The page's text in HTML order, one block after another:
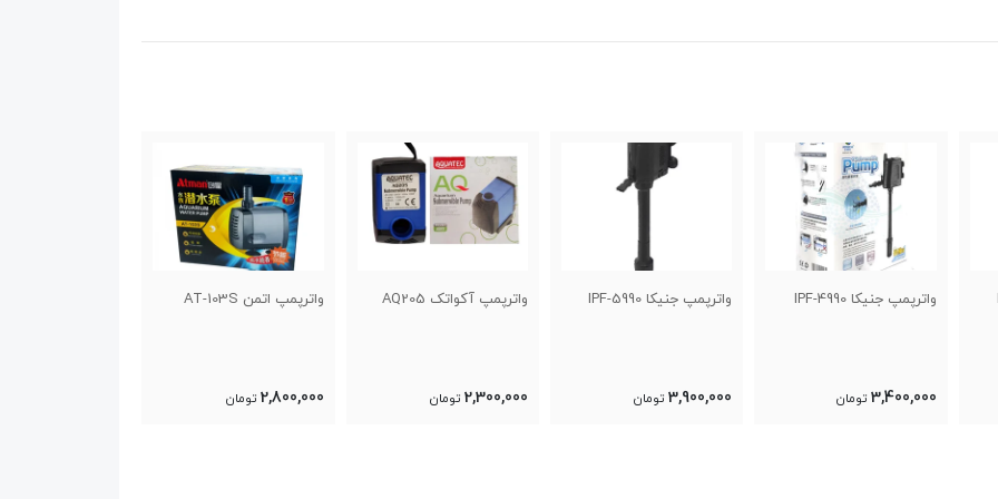
واترپمپ جنیکا IPF-4990
3,400,000 تومان
واترپمپ جنیکا IPF-5990
3,900,000 تومان
واترپمپ آکواتک AQ205
2,300,000 تومان
واترپمپ اتمن AT-103S
2,800,000 تومان